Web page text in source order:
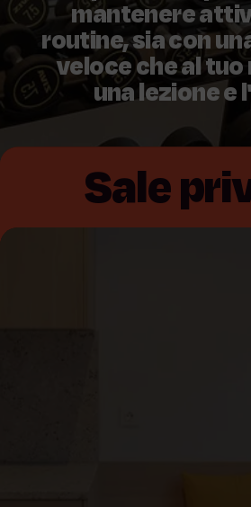
mantenere
routine, sia con
veloce che al
una lezione e
Sale